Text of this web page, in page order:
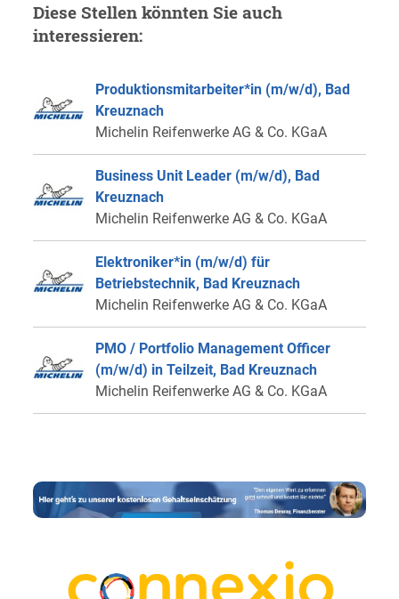
Diese Stellen könnten Sie auch
interessieren:
Produktionsmitarbeiter*in (m/w/d), Bad
Kreuznach
Michelin Reifenwerke AG & Co. KGaA
Business Unit Leader (m/w/d), Bad
Kreuznach
Michelin Reifenwerke AG & Co. KGaA
Elektroniker*in (m/w/d) für
Betriebstechnik, Bad Kreuznach
Michelin Reifenwerke AG & Co. KGaA
PMO / Portfolio Management Officer
(m/w/d) in Teilzeit, Bad Kreuznach
Michelin Reifenwerke AG & Co. KGaA